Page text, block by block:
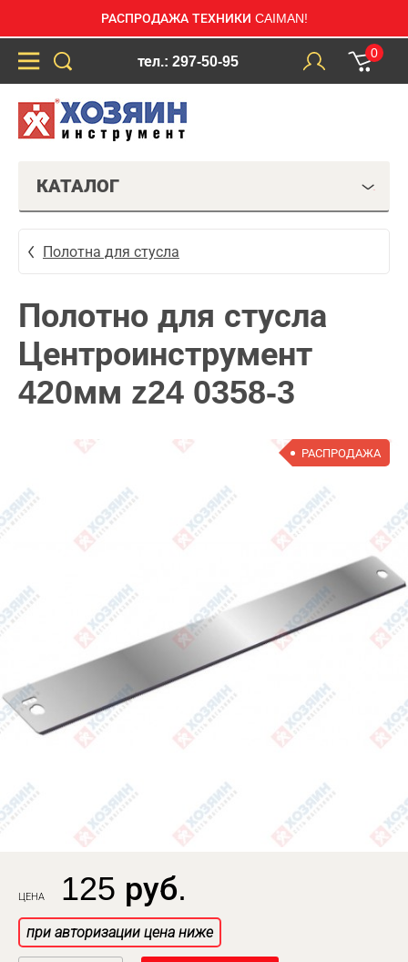
РАСПРОДАЖА ТЕХНИКИ CAIMAN!
тел.: 297-50-95
0
КАТАЛОГ
Полотна для стусла
Полотно для стусла
Центроинструмент
420мм z24 0358-3
РАСПРОДАЖА
ЦЕНА 125 руб.
при авторизации цена ниже